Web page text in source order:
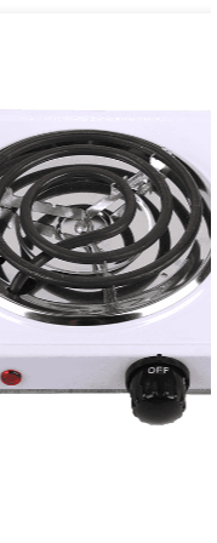
en polvo
elegante sino
del óxido y la
para su uso en
fregaderos. La
pero flexible
mantengan
que las
el estante estable